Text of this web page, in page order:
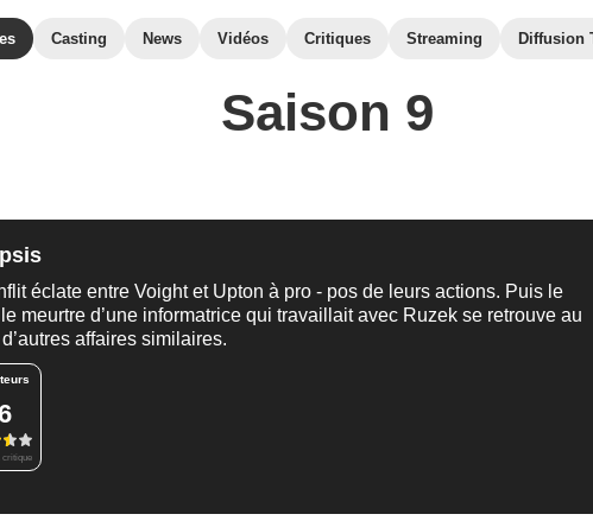
Casting News Vidéos Critiques Streaming Diffusion
Saison 9
éclate entre Voight et Upton à pro - pos de leurs actions. Puis le
meurtre d’une informatrice qui travaillait avec Ruzek se retrouve au
affaires similaires.
critique